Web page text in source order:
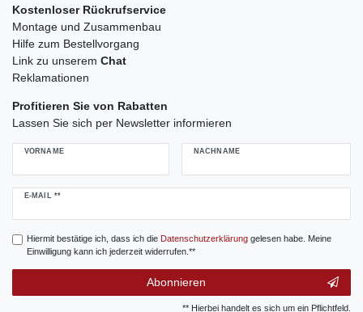
Kostenloser Rückrufservice
Montage und Zusammenbau
Hilfe zum Bestellvorgang
Link zu unserem Chat
Reklamationen
Profitieren Sie von Rabatten
Lassen Sie sich per Newsletter informieren
VORNAME NACHNAME
E-MAIL **
Newsletter
Hiermit bestätige ich, dass ich die Daten­schutz­erklärunggelesen habe. Meine
Einwilligung kann ich jederzeit widerrufen.**
Abonnieren
** Hierbei handelt es sich um ein Pflichtfeld.